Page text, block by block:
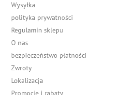
Wysyłka
polityka prywatności
Regulamin sklepu
O nas
bezpieczeństwo płatności
Zwroty
Lokalizacja
Promocje i rabaty